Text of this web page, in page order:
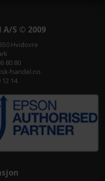
S © 2009
Hvidovre
80 80
handel.no
12 14